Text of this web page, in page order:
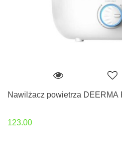
Nawilżacz powietrza DEERMA
123.00